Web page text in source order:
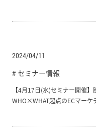
2024/04/11
# セミナー情報
【4月17日(水)セミナー開催
WHO×WHAT起点のECマーケ